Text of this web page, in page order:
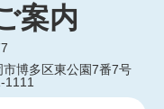
案内
市博多区東公園7番7号
1111